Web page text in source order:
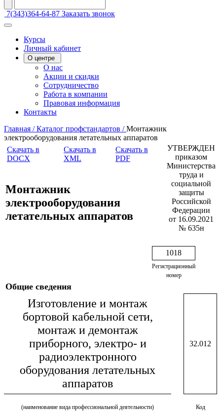
7(343)364-64-87 Заказать звонок
Курсы
Личный кабинет
О центре
О нас
Акции и скидки
Сотрудничество
Работа в компании
Правовая информация
Контакты
Главная /Каталог профстандартов /Монтажник
электрооборудования летательных аппаратов
Скачать в
DOCX
Скачать в
XML
Скачать в
PDF
УТВЕРЖДЕН
приказом
Министерства
труда и
социальной
защиты
Российской
Федерации
от 16.09.2021
№ 635н
Монтажник
электрооборудования
летательных аппаратов
1018
Регистрационный
номер
Общие сведения
Изготовление и монтаж
бортовой кабельной сети,
монтаж и демонтаж
приборного, электро- и
радиоэлектронного
оборудования летательных
аппаратов
32.012
(наименование вида профессиональной деятельности) Код